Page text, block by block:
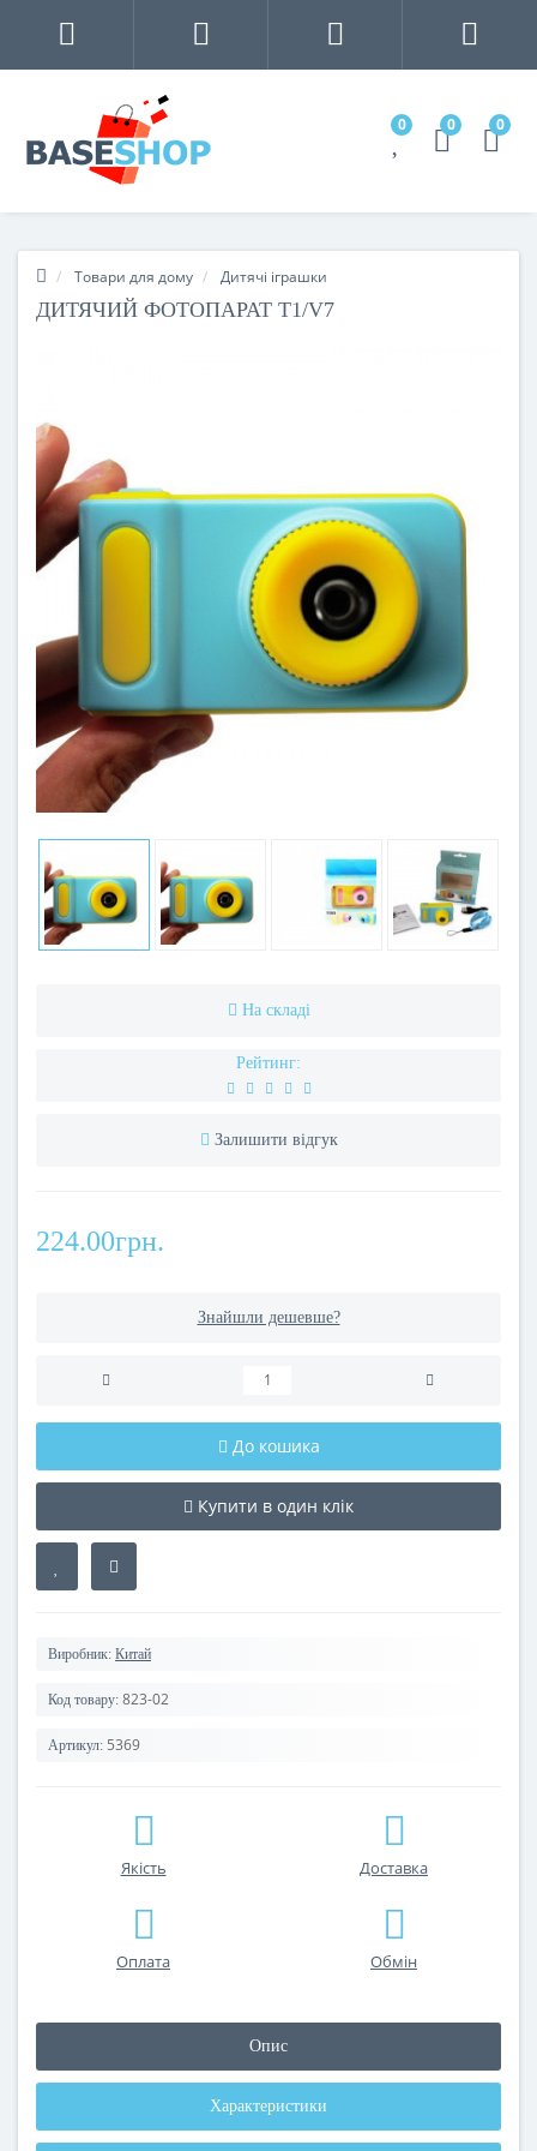
0 0 0
Товари для дому Дитячі іграшки
ДИТЯЧИЙ ФОТОПАРАТ T1/V7
На складі
Рейтинг:
Залишити відгук
224.00грн.
Знайшли дешевше?
До кошика
Купити в один клік
Виробник: Китай
Код товару: 823-02
Артикул: 5369
Якість Доставка
Оплата Обмін
Опис
Характеристики